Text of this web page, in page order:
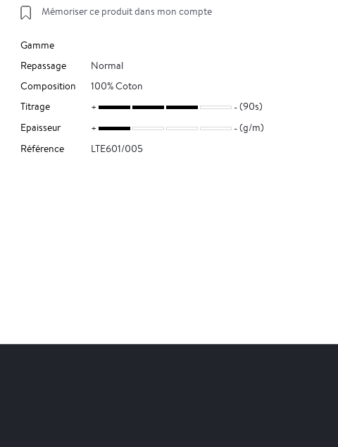
Mémoriser ce produit dans mon compte
Gamme
Repassage
Normal
Composition
100% Coton
Titrage
(90s)
Epaisseur
(g/m)
Référence
LTE601/005